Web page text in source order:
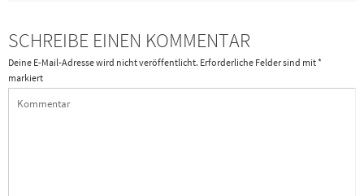
SCHREIBE EINEN KOMMENTAR
Deine E-Mail-Adresse wird nicht veröffentlicht. Erforderliche Felder sind mit*
markiert